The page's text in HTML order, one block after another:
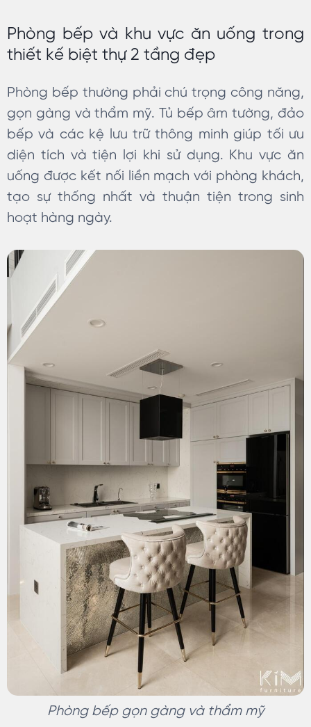
Phòng bếp và khu vực ăn uống trong
thiết kế biệt thự 2 tầng đẹp
Phòng bếp thường phải chú trọng công năng,
gọn gàng và thẩm mỹ. Tủ bếp âm tường, đảo
bếp và các kệ lưu trữ thông minh giúp tối ưu
diện tích và tiện lợi khi sử dụng. Khu vực ăn
uống được kết nối liền mạch với phòng khách,
tạo sự thống nhất và thuận tiện trong sinh
hoạt hàng ngày.
Phòng bếp gọn gàng và thẩm mỹ